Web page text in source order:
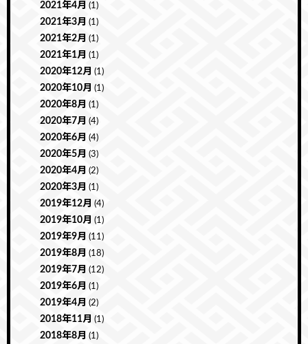
2021年4月 (1)
2021年3月 (1)
2021年2月 (1)
2021年1月 (1)
2020年12月 (1)
2020年10月 (1)
2020年8月 (1)
2020年7月 (4)
2020年6月 (4)
2020年5月 (3)
2020年4月 (2)
2020年3月 (1)
2019年12月 (4)
2019年10月 (1)
2019年9月 (11)
2019年8月 (18)
2019年7月 (12)
2019年6月 (1)
2019年4月 (2)
2018年11月 (1)
2018年8月 (1)